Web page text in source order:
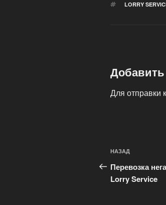
МЕТКИ
LORRY
Для отправки
по
записям
Предыдущая
запись:
НАЗАД
Перевозка
Lorry Service